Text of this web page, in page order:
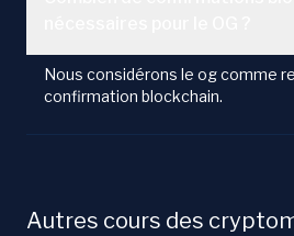
Nous considérons le og comme
confirmation blockchain.
Autres cours des